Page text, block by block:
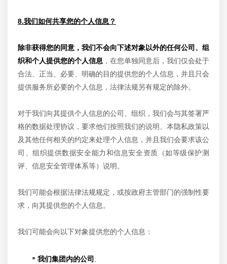
8.我们如何共享您的个人信息？
除非获得您的同意，我们不会向下述对象以外的任何公司、组
织和个人提供您的个人信息 ，在您单独同意后，我们仅会处于
合法、正当、必要、明确的目的提供您的个人信息，并且只会
提供服务所必要的个人信息，法律法规另有规定的除外。
对于我们向其提供个人信息的公司、组织，我们会与其签署严
格的数据处理协议，要求他们按照我们的说明、本隐私政策以
及其他任何相关的约定来处理个人信息，并且我们会要求该公
司、组织提供数据安全能力和信息安全资质（如等级保护测
评、信息安全管理体系等）说明。
我们可能会根据法律法规规定，或按政府主管部门的强制性要
求，向其提供您的个人信息。
我们可能会向以下对象提供您的个人信息：
• 我们集团内的公司 ;